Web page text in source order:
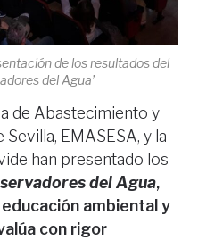
de los resultados del
del Agua’
de Abastecimiento y
EMASESA, y la
han presentado los
del Agua,
ambiental y
con rigor